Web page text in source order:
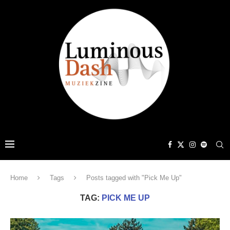
Home Tags Posts tagged with "Pick Me Up"
TAG: PICK ME UP